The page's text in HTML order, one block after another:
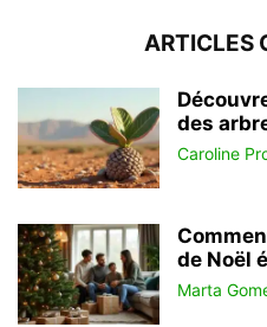
ARTICLES
des
Caroline
de Noël
Marta